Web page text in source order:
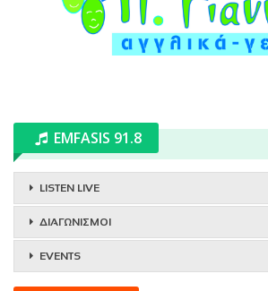
EMFASIS 91.8
LISTEN LIVE
ΔΙΑΓΩΝΙΣΜΟΙ
EVENTS